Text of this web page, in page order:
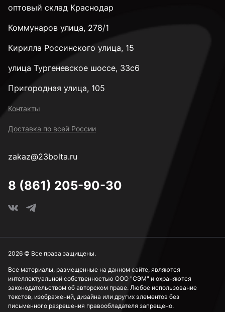
оптовый склад Краснодар
Коммунаров улица, 278/1
Кирилла Россинского улица, 15
улица Тургеневское шоссе, 33с6
Пригородная улица, 105
Контакты
Доставка по всей России
zakaz@23bolta.ru
8 (861) 205-90-30
Все материалы, размещенные на данном сайте, являются
интеллектуальной собственностью ООО "СЭМ" и охраняются
законодательством об авторском праве. Любое использование
текстов, изображений, дизайна или других элементов без
письменного разрешения правообладателя запрещено.
2026 © Все права защищены.